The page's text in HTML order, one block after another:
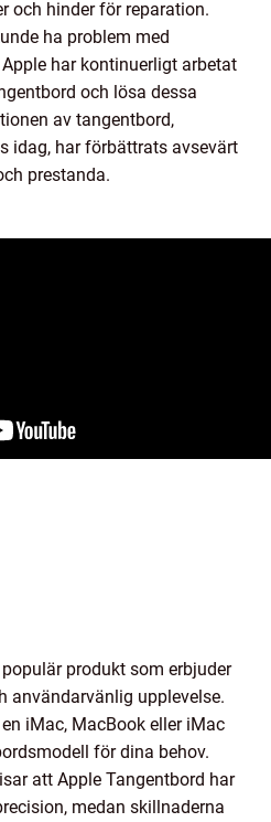
och hinder för reparation.
ha problem med
har kontinuerligt arbetat
och lösa dessa
av tangentbord,
idag, har förbättrats avsevärt
prestanda.
produkt som erbjuder
användarvänlig upplevelse.
iMac, MacBook eller iMac
för dina behov.
att Apple Tangentbord har
medan skillnaderna